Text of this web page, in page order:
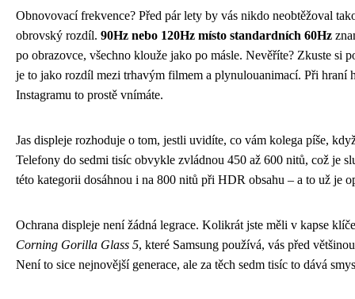
Obnovovací frekvence? Před pár lety by vás nikdo neobtěžoval
obrovský rozdíl. 90Hz nebo 120Hz místo standardních 60Hz
po obrazovce, všechno klouže jako po másle. Nevěříte? Zkuste si
je to jako rozdíl mezi trhavým filmem a plynulouanimací. Při hraní
Instagramu to prostě vnímáte.
Jas displeje rozhoduje o tom, jestli uvidíte, co vám kolega píše,
Telefony do sedmi tisíc obvykle zvládnou 450 až 600 nitů, což je
této kategorii dosáhnou i na 800 nitů při HDR obsahu – a to už je
Ochrana displeje není žádná legrace. Kolikrát jste měli v kapse
Corning Gorilla Glass 5, které Samsung používá, vás před
Není to sice nejnovější generace, ale za těch sedm tisíc to dává